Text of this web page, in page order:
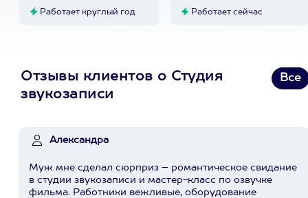
Работает круглый год Работает сейчас
Отзывы клиентов о Студия
звукозаписи
Все
Александра
Муж мне сделал сюрприз – романтическое свидание
в студии звукозаписи и мастер-класс по озвучке
фильма. Работники вежливые, оборудование